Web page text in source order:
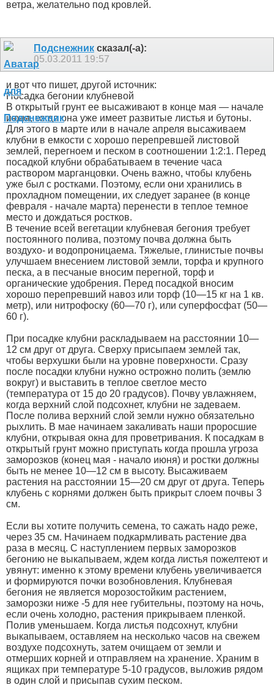
ветра, желательно под кровлей.
Подснежник сказал(-а):
05.03.2011 19:57
и вот что пишет, другой источник:
Посадка бегонии клубневой
В открытый грунт ее высаживают в конце мая — начале
июня, когда она уже имеет развитые листья и бутоны.
Для этого в марте или в начале апреля высаживаем
клубни в емкости с хорошо перепревшей листовой
землей, перегноем и песком в соотношении 1:2:1. Перед
посадкой клубни обрабатываем в течение часа
раствором марганцовки. Очень важно, чтобы клубень
уже был с ростками. Поэтому, если они хранились в
прохладном помещении, их следует заранее (в конце
февраля - начале марта) перенести в теплое темное
место и дождаться ростков.
В течение всей вегетации клубневая бегония требует
постоянного полива, поэтому почва должна быть
воздухо- и водопроницаема. Тяжелые, глинистые почвы
улучшаем внесением листовой земли, торфа и крупного
песка, а в песчаные вносим перегной, торф и
органические удобрения. Перед посадкой вносим
хорошо перепревший навоз или торф (10—15 кг на 1 кв.
метр), или нитрофоску (60—70 г), или суперфосфат (50—
60 г).
При посадке клубни раскладываем на расстоянии 10—
12 см друг от друга. Сверху присыпаем землей так,
чтобы верхушки были на уровне поверхности. Сразу
после посадки клубни нужно острожно полить (землю
вокруг) и выставить в теплое светлое место
(температура от 15 до 20 градусов). Почву увлажняем,
когда верхний слой подсохнет, клубни не задеваем.
После полива верхний слой земли нужно обязательно
рыхлить. В мае начинаем закаливать наши проросшие
клубни, открывая окна для проветривания. К посадкам в
открытый грунт можно приступать когда прошла угроза
заморозков (конец мая - начало июня) и ростки должны
быть не менее 10—12 см в высоту. Высаживаем
растения на расстоянии 15—20 см друг от друга. Теперь
клубень с корнями должен быть прикрыт слоем почвы 3
см.
Если вы хотите получить семена, то сажать надо реже,
через 35 см. Начинаем подкармливать растение два
раза в месяц. С наступлением первых заморозков
бегонию не выкапываем, ждем когда листья пожелтеют и
увянут: именно к этому времени клубень увеличивается
и формируются почки возобновления. Клубневая
бегония не является морозостойким растением,
заморозки ниже -5 для нее губительны, поэтому на ночь,
если очень холодно, растения прикрываем пленкой.
Полив уменьшаем. Когда листья подсохнут, клубни
выкапываем, оставляем на несколько часов на свежем
воздухе подсохнуть, затем очищаем от земли и
отмерших корней и отправляем на хранение. Храним в
ящиках при температуре 5-10 градусов, выложив рядом
в один слой и присыпав сухим песком.